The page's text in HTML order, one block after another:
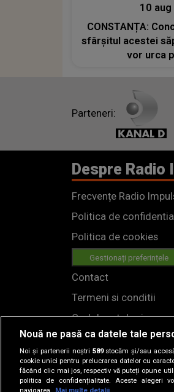
10 aug
CONSTANȚA:
sfârșitul acestei
vor urca
Parteneri:
Despre Radio
Frecvențe Radio
Politica de
Politica de cookies
Gestionați preferințele
Contact
Termeni si conditii
Cod deontologic
Regulamente
Nouă ne pasă ca datele tale
Noi și partenerii noștri 589stocăm și/sau
cookie unici pentru prelucrarea datelor cu
făcând clic mai jos, respectiv vă puteți opune
politica de confidențialitate. Aceste alegeri